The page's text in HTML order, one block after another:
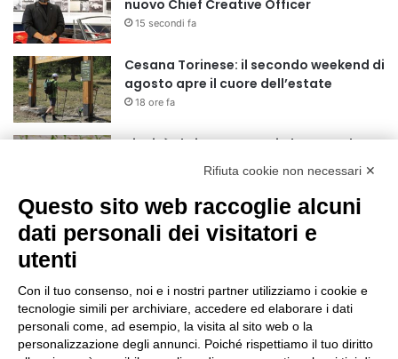
nuovo Chief Creative Officer
15 secondi fa
Cesana Torinese: il secondo weekend di
agosto apre il cuore dell’estate
18 ore fa
Siccità: Il Piemonte avvia le procedure
per la richiesta dello stato di calamità
19 ore fa
Reale Mutua, ecco il programma del
Nidi comunali: dalla Regione 1,5 milioni
di euro per ampliare gli orari dei servizi
a parità di tariffa
Rifiuta cookie non necessari ✕
Questo sito web raccoglie alcuni
dati personali dei visitatori e
utenti
Con il tuo consenso, noi e i nostri partner utilizziamo i cookie e
tecnologie simili per archiviare, accedere ed elaborare i dati
personali come, ad esempio, la visita al sito web o la
personalizzazione degli annunci. Poiché rispettiamo il tuo diritto